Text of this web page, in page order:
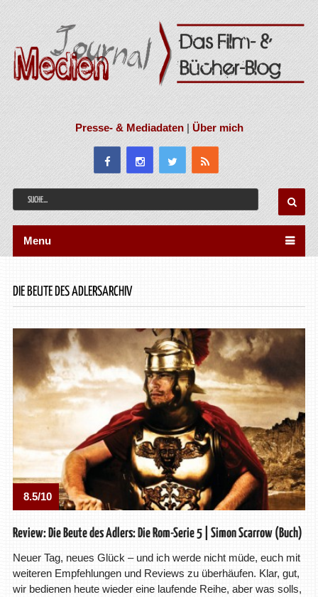
Presse- & Mediadaten|Über mich
Menu
DIE BEUTE DES ADLERSARCHIV
8.5/10
Review: Die Beute des Adlers: Die Rom-Serie 5 | Simon Scarrow (Buch)
Neuer Tag, neues Glück – und ich werde nicht müde, euch mit
weiteren Empfehlungen und Reviews zu überhäufen. Klar, gut,
wir bedienen heute wieder eine laufende Reihe, aber was solls,